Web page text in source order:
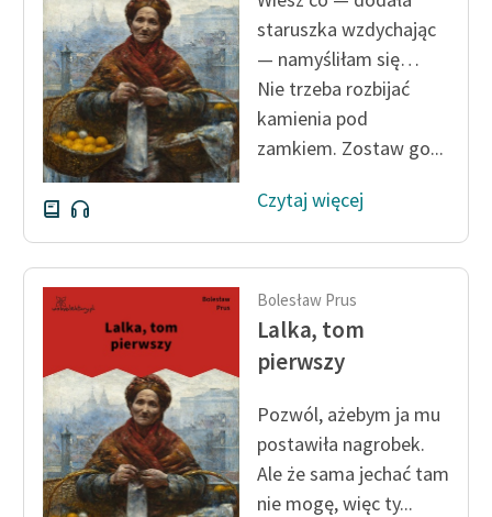
staruszka wzdychając
— namyśliłam się…
Nie trzeba rozbijać
kamienia pod
zamkiem. Zostaw go...
Czytaj więcej
Bolesław Prus
Lalka, tom
pierwszy
Pozwól, ażebym ja mu
postawiła nagrobek.
Ale że sama jechać tam
nie mogę, więc ty...